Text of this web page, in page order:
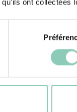
ont collectées